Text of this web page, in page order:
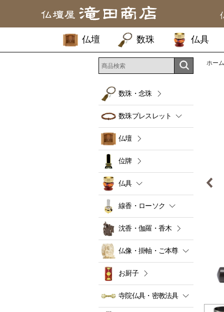
仏壇 数珠 仏具
ホーム
数珠・念珠
数珠ブレスレット
仏壇
位牌
仏具
線香・ローソク
沈香・伽羅・香木
仏像・掛軸・ご本尊
お厨子
寺院仏具・密教法具